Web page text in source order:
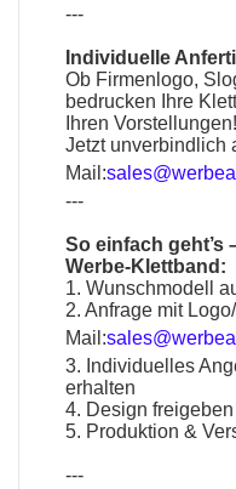
---
Individuelle
Ob Firmenlogo,
bedrucken Ihre
Ihren Vorstellungen!
Jetzt unverbindlich
Mail:
---
So einfach geht’s
Werbe-Klettband:
1. Wunschmodell
2. Anfrage mit
Mail:
3. Individuelles
erhalten
4. Design
5. Produktion &
---